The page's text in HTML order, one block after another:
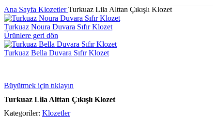
Ana Sayfa KlozetlerTurkuaz Lila Alttan Çıkışlı Klozet
Turkuaz Noura Duvara Sıfır Klozet
Ürünlere geri dön
Turkuaz Bella Duvara Sıfır Klozet
Büyütmek için tıklayın
Turkuaz Lila Alttan Çıkışlı Klozet
Kategoriler: Klozetler